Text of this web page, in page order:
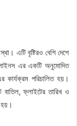
এটি বৃষ্টিরও বেশি দেশে
এর একটি অনুমোদিত
কার্যক্রম পরিচালিত হয়।
বাতিল, ফ্লাইটের তারিখ ও